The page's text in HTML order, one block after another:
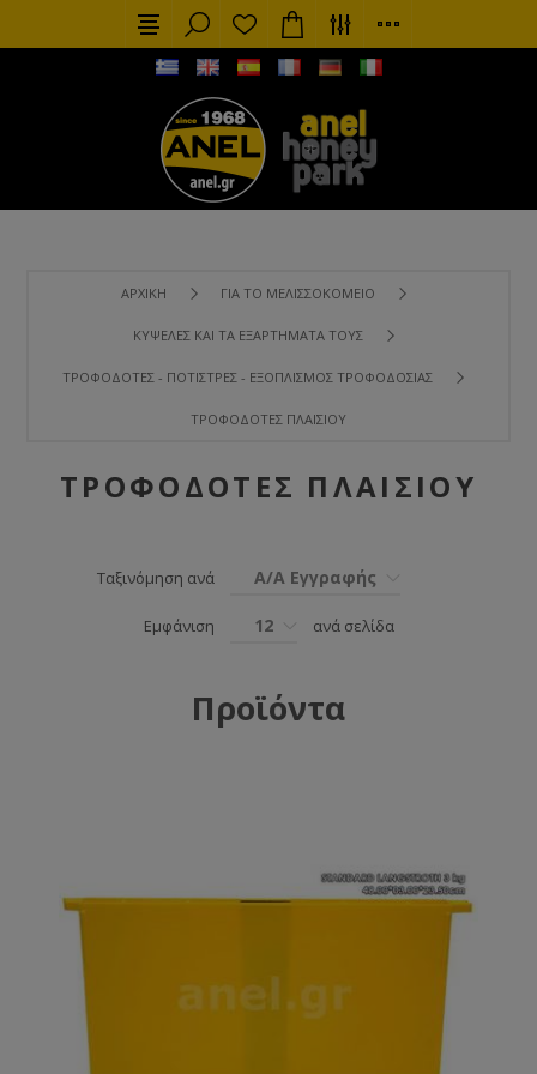
ΑΡΧΙΚΉ ΓΙΑ ΤΟ ΜΕΛΙΣΣΟΚΟΜΕΊΟ
ΚΥΨΈΛΕΣ ΚΑΙ ΤΑ ΕΞΑΡΤΉΜΑΤΑ ΤΟΥΣ
ΤΡΟΦΟΔΌΤΕΣ - ΠΟΤΊΣΤΡΕΣ - ΕΞΟΠΛΙΣΜΌΣ ΤΡΟΦΟΔΟΣΊΑΣ
ΤΡΟΦΟΔΌΤΕΣ ΠΛΑΙΣΊΟΥ
ΤΡΟΦΟΔΌΤΕΣ ΠΛΑΙΣΊΟΥ
Ταξινόμηση ανά Α/Α Εγγραφής
Εμφάνιση 12 ανά σελίδα
Προϊόντα